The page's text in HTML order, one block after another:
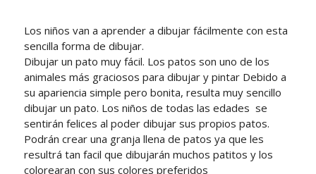
Los niños van a aprender a dibujar fácilmente con esta
sencilla forma de dibujar.
Dibujar un pato muy fácil. Los patos son uno de los
animales más graciosos para dibujar y pintar Debido a
su apariencia simple pero bonita, resulta muy sencillo
dibujar un pato. Los niños de todas las edades se
sentirán felices al poder dibujar sus propios patos.
Podrán crear una granja llena de patos ya que les
resultrá tan facil que dibujarán muchos patitos y los
colorearan con sus colores preferidos